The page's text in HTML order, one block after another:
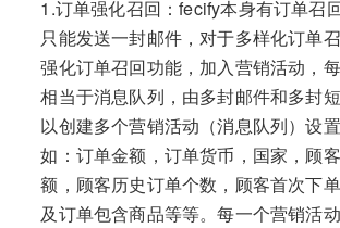
1.订单强化召回：fecify本身有订单召
只能发送一封邮件，对于多样化订单召
强化订单召回功能，加入营销活动，
相当于消息队列，由多封邮件和多封
以创建多个营销活动（消息队列）设
如：订单金额，订单货币，国家，顾
额，顾客历史订单个数，顾客首次下
及订单包含商品等等。每一个营销活动